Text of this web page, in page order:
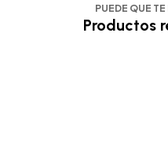
PUEDE QUE
Productos